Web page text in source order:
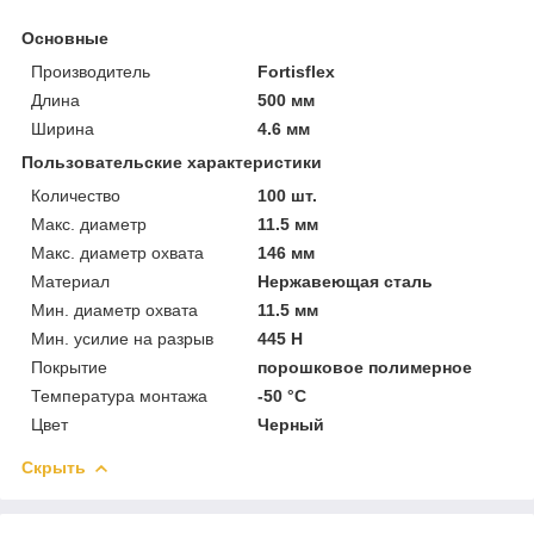
Основные
Производитель
Fortisflex
Длина
500 мм
Ширина
4.6 мм
Пользовательские характеристики
Количество
100 шт.
Макс. диаметр
11.5 мм
Макс. диаметр охвата
146 мм
Материал
Нержавеющая сталь
Мин. диаметр охвата
11.5 мм
Мин. усилие на разрыв
445 Н
Покрытие
порошковое полимерное
Температура монтажа
-50 °С
Цвет
Черный
Скрыть